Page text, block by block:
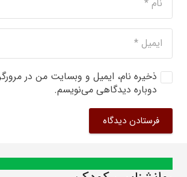
ذخیره نام، ایمیل و وبسایت من در
دوباره دیدگاهی می‌نویسم.
فرستادن دیدگاه